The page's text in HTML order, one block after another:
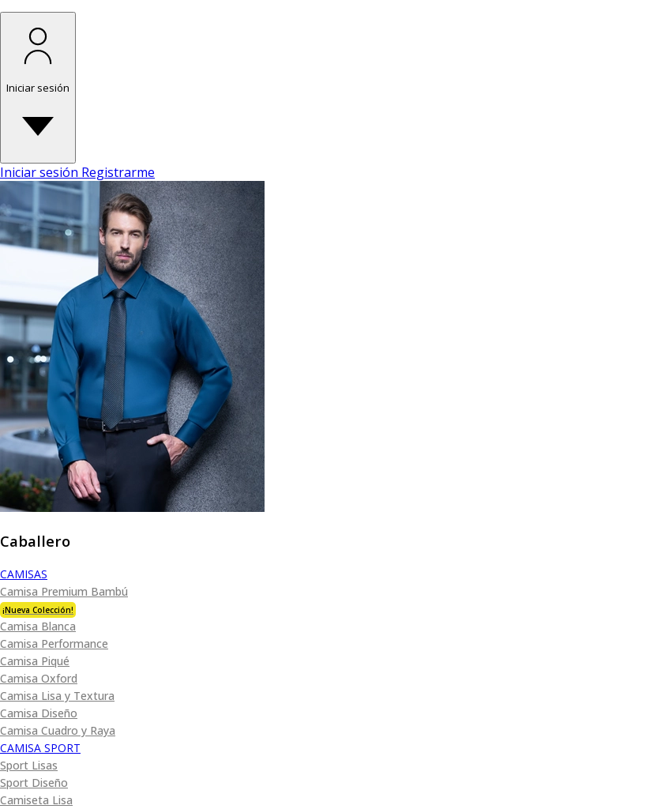
Iniciar sesión
Iniciar sesión Registrarme
Caballero
CAMISAS
Camisa Premium Bambú
¡Nueva Colección!
Camisa Blanca
Camisa Performance
Camisa Piqué
Camisa Oxford
Camisa Lisa y Textura
Camisa Diseño
Camisa Cuadro y Raya
CAMISA SPORT
Sport Lisas
Sport Diseño
Camiseta Lisa